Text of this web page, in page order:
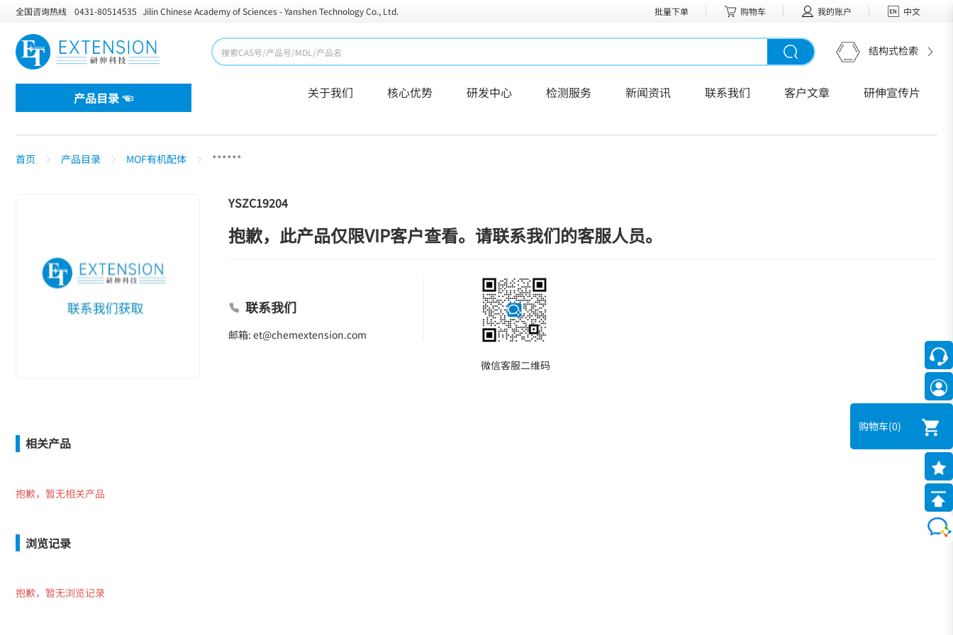
全国咨询热线 0431-80514535 Jilin Chinese Academy of Sciences - Yanshen Technology Co., Ltd. 批量下单 购物车 我的账户 中文
结构式检索
产品目录 ☜ 关于我们 核心优势 研发中心 检测服务 新闻资讯 联系我们 客户文章 研伸宣传片
首页 产品目录 MOF有机配体 ******
YSZC19204
抱歉，此产品仅限VIP客户查看。请联系我们的客服人员。
联系我们
邮箱: et@chemextension.com
微信客服二维码
相关产品
抱歉，暂无相关产品
浏览记录
抱歉，暂无浏览记录
购物车(0)